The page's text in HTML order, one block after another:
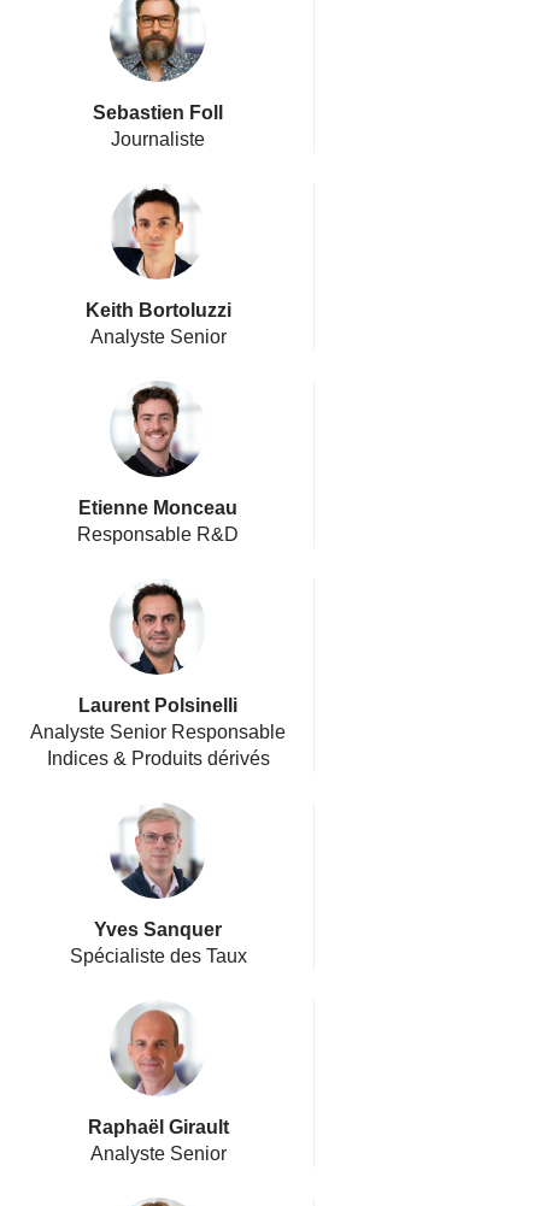
Sebastien Foll
Journaliste
Keith Bortoluzzi
Analyste Senior
Etienne Monceau
Responsable R&D
Laurent Polsinelli
Analyste Senior Responsable
Indices & Produits dérivés
Yves Sanquer
Spécialiste des Taux
Raphaël Girault
Analyste Senior